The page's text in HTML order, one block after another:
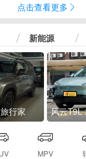
点击查看更多
新能源
行家 风云
MPV